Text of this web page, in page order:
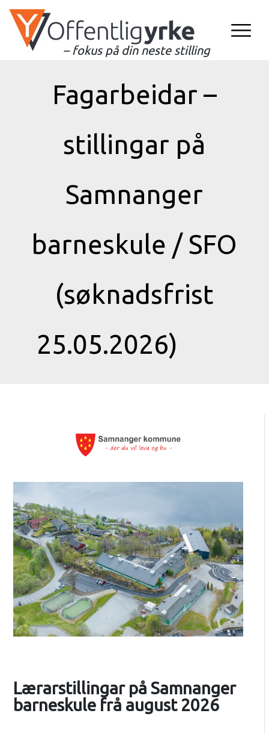
– fokus på din neste stilling
Fagarbeidar –
stillingar på
Samnanger
barneskule / SFO
(søknadsfrist
25.05.2026)
Lærarstillingar på Samnanger
barneskule frå august 2026